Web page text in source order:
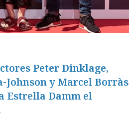
Peter Dinklage,
y Marcel Borràs
Estrella Damm el